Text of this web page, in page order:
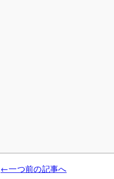
←一つ前の記事へ